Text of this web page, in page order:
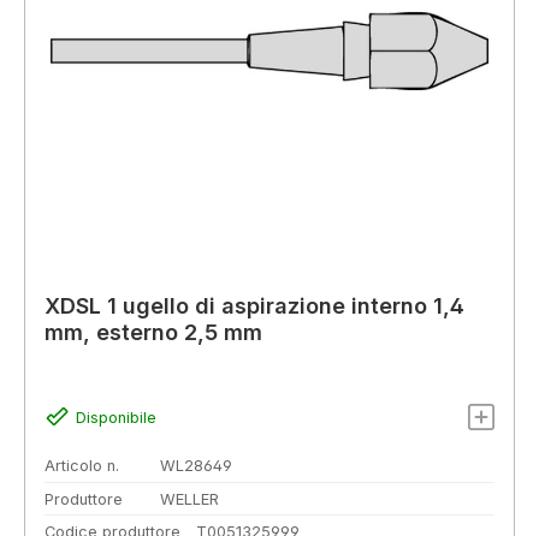
XDSL 1 ugello di aspirazione interno 1,4
mm, esterno 2,5 mm
Disponibile
Articolo n.
WL28649
Produttore
WELLER
Codice produttore
T0051325999